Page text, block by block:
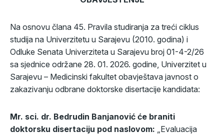
Na osnovu člana 45. Pravila studiranja za treći ciklus
studija na Univerzitetu u Sarajevu (2010. godina) i
Odluke Senata Univerziteta u Sarajevu broj 01-4-2/26
sa sjednice održane 28. 01. 2026. godine, Univerzitet u
Sarajevu – Medicinski fakultet obavještava javnost o
zakazivanju odbrane doktorske disertacije kandidata:
Mr. sci. dr. Bedrudin Banjanović će braniti
doktorsku disertaciju pod naslovom: „Evaluacija